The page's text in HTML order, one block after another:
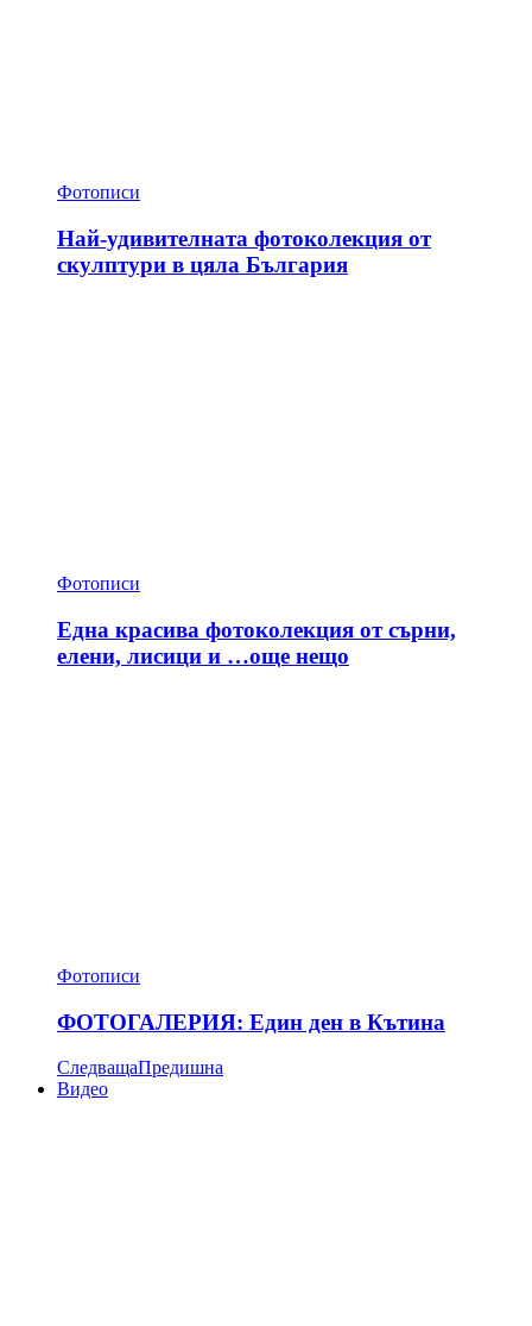
Фотописи
Най-удивителната фотоколекция от
скулптури в цяла България
Фотописи
Една красива фотоколекция от сърни,
елени, лисици и …още нещо
Фотописи
ФОТОГАЛЕРИЯ: Един ден в Кътина
СледващаПредишна
Видео